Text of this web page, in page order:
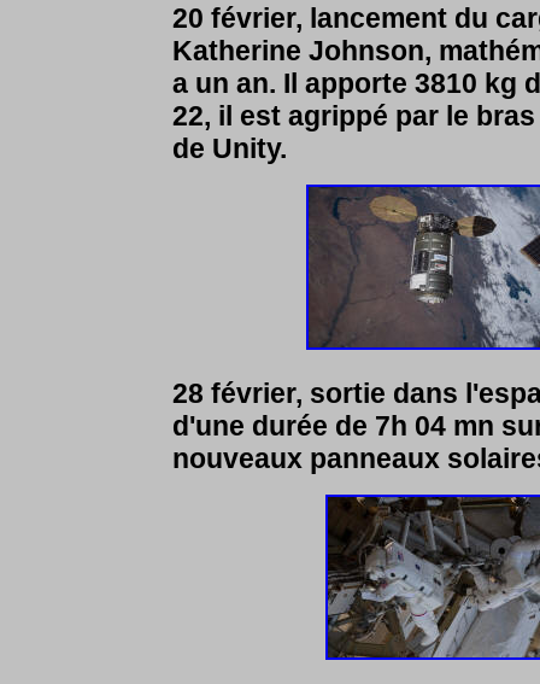
20 février, lancement du
Katherine Johnson,
a un an. Il apporte 3810 kg
22, il est agrippé par le
de Unity.
28 février, sortie dans
d'une durée de 7h 04 mn
nouveaux panneaux